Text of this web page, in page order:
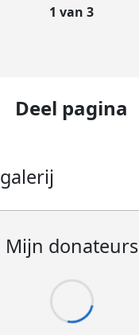
1 van 3
Deel pagina
galerij
Mijn donateurs